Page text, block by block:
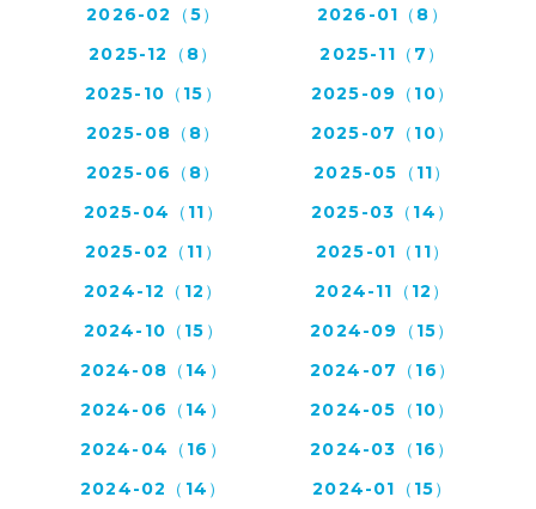
2026-02（5）
2026-01（8）
2025-12（8）
2025-11（7）
2025-10（15）
2025-09（10）
2025-08（8）
2025-07（10）
2025-06（8）
2025-05（11）
2025-04（11）
2025-03（14）
2025-02（11）
2025-01（11）
2024-12（12）
2024-11（12）
2024-10（15）
2024-09（15）
2024-08（14）
2024-07（16）
2024-06（14）
2024-05（10）
2024-04（16）
2024-03（16）
2024-02（14）
2024-01（15）